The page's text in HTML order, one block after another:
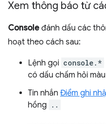
Xem thông báo từ
Console đánh dấu các
hoạt theo cách sau:
Lệnh gọi console.*
có dấu chấm hỏi
Tin nhắn Điểm ghi
hồng
..